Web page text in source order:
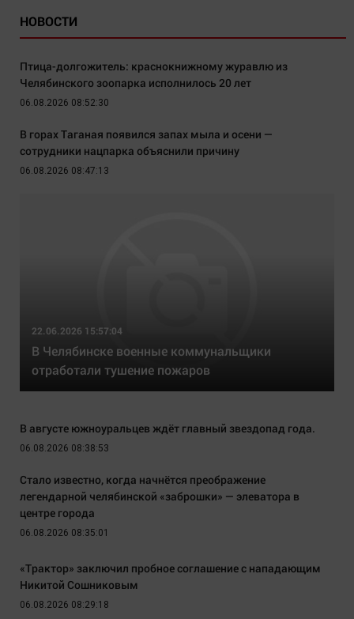
НОВОСТИ
Птица-долгожитель: краснокнижному журавлю из
Челябинского зоопарка исполнилось 20 лет
06.08.2026 08:52:30
В горах Таганая появился запах мыла и осени —
сотрудники нацпарка объяснили причину
06.08.2026 08:47:13
22.06.2026 15:57:04
В Челябинске военные коммунальщики
отработали тушение пожаров
В августе южноуральцев ждёт главный звездопад года.
06.08.2026 08:38:53
Стало известно, когда начнётся преображение
легендарной челябинской «заброшки» — элеватора в
центре города
06.08.2026 08:35:01
«Трактор» заключил пробное соглашение с нападающим
Никитой Сошниковым
06.08.2026 08:29:18